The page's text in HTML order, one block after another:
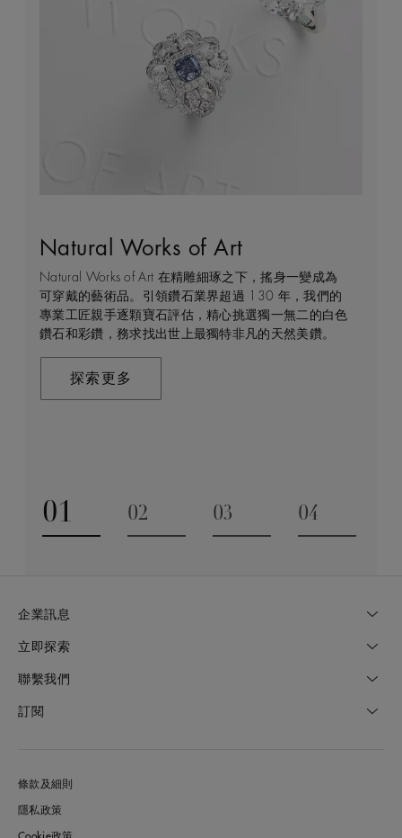
Natural Works of Art
Natural Works of Art 在精雕細琢之下，搖身一變成為
可穿戴的藝術品。引領鑽石業界超過 130 年，我們的
專業工匠親手逐顆寶石評估，精心挑選獨一無二的白色
鑽石和彩鑽，務求找出世上最獨特非凡的天然美鑽。
探索更多
鑽石珠寶創作的藝術
De Beers 作為鑽石珠寶藝術的領導者，在鑽石之旅的
每個階段 —— 從鑽石原石的開採到打造成世代相傳的
瑰寶 —— 均擁有舉足輕重的獨特地位。 我們探索並揭
示大自然的珍稀寶藏所潛藏的醉人魅力，精心創造出工
在這趟追尋極致瑰寶的旅程，對完美的追求與卓越的專
建設永恒
我們每天都能親眼目感受天然美鑽何等珍貴，對佩戴者
和製作過程中的所有人而言，鑽石都是大自然的瑰寶。
因此我們致力確保每顆鑽石都能對開採地當地的人民和
環境帶來長久的正面影響。我們將此承諾稱為「建設永
探索更多
客戶服務
不論您身處家中或到訪我們其中一間商店，我們都渴望
能為您提供度身訂造的購物體驗。預約親臨精品店或線
上購物體驗，即可透過私人諮詢得到專家協助和指導。
聯絡我們
01
Go to slide 1
02
03
04
企業訊息
立即探索
聯繫我們
訂閱
條款及細則
隱私政策